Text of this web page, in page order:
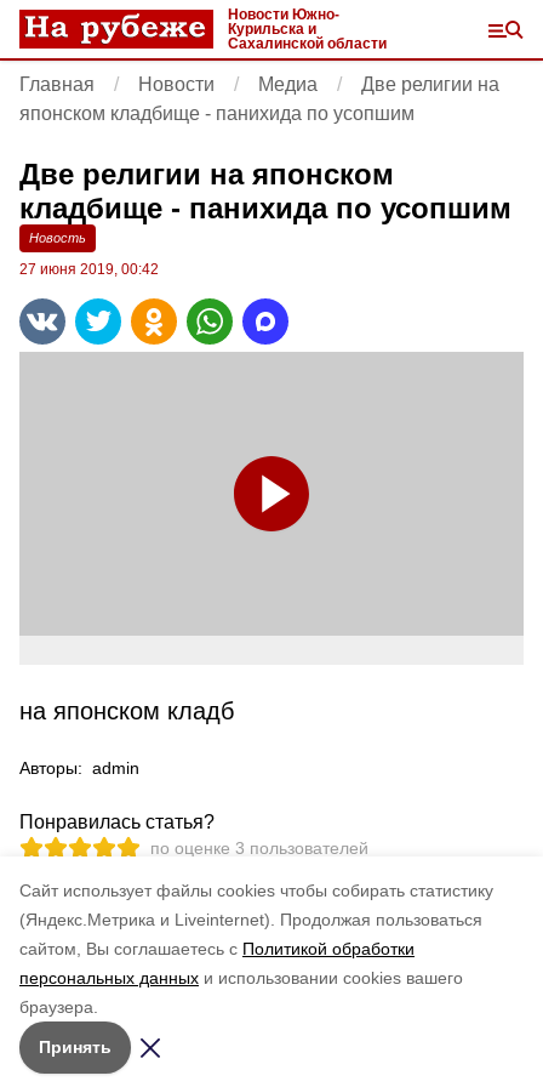
Cайт использует файлы cookies чтобы собирать статистику
(Яндекс.Метрика и Liveinternet).
Продолжая пользоваться
сайтом, Вы соглашаетесь с Политикой обработки
персональных данных и использовании cookies вашего
браузера.
Принять
Новости Южно-
Курильска и
Сахалинской области
Главная Новости Медиа
Две религии на
японском кладбище - панихида по усопшим
Две религии на японском
кладбище - панихида по усопшим
Новость
27 июня 2019, 00:42
на японском кладб
Авторы: admin
Понравилась статья?
по оценке 3 пользователей